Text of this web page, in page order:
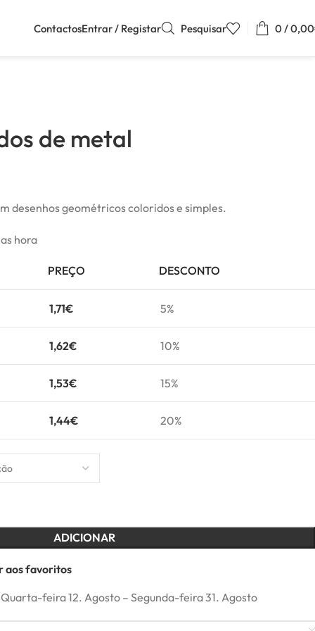
ContactosEntrar / Registar Pesquisar 0/0,00
de metal
desenhos geométricos coloridos e simples.
hora
PREÇO DESCONTO
1,71€ 5%
1,62€ 10%
1,53€ 15%
1,44€ 20%
ADICIONAR
aos favoritos
feira 12. Agosto – Segunda-feira 31. Agosto